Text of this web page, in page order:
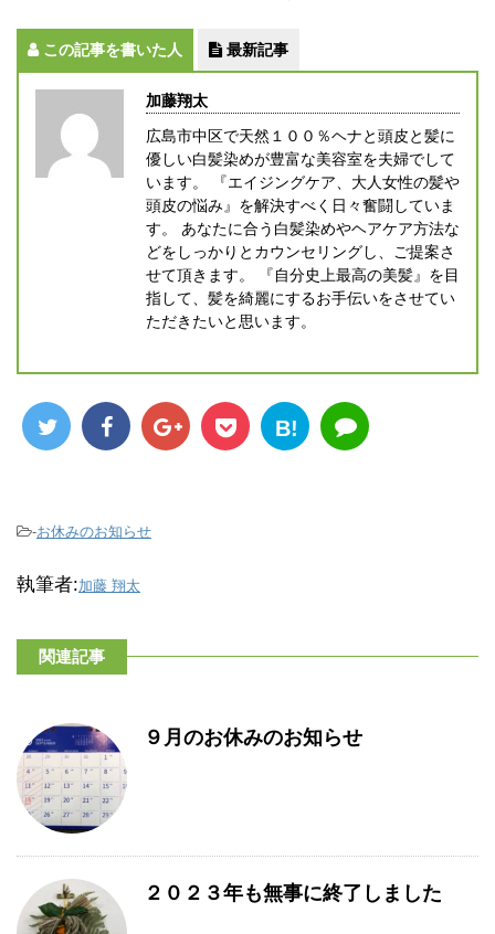
この記事を書いた人 最新記事
加藤翔太
広島市中区で天然１００％ヘナと頭皮と髪に
優しい白髪染めが豊富な美容室を夫婦でして
います。 『エイジングケア、大人女性の髪や
頭皮の悩み』を解決すべく日々奮闘していま
す。 あなたに合う白髪染めやヘアケア方法な
どをしっかりとカウンセリングし、ご提案さ
せて頂きます。 『自分史上最高の美髪』を目
指して、髪を綺麗にするお手伝いをさせてい
ただきたいと思います。
B!
-お休みのお知らせ
執筆者:加藤 翔太
関連記事
９月のお休みのお知らせ
２０２３年も無事に終了しました